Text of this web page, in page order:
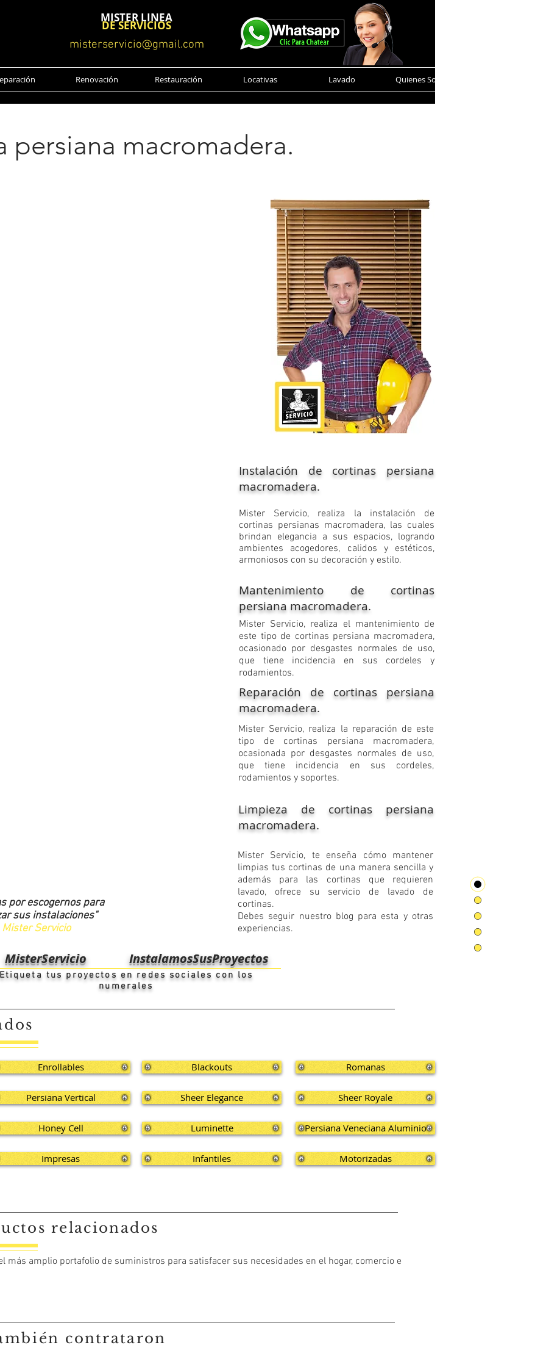
MISTER LINEA
DE SERVICIOS
misterservicio@gmail.com
Renovación Restauración Locativas Lavado Quienes Somos
persiana macromadera.
por escogernos para
sus instalaciones"
Mister Servicio
Instalación de cortinas persiana
macromadera.
​Mister Servicio, realiza la instalación de
cortinas persianas macromadera, las cuales
brindan elegancia a sus espacios, logrando
ambientes acogedores, calidos y estéticos,
armoniosos con su decoración y estilo.
Mantenimiento de cortinas
persiana macromadera.
Mister Servicio, realiza el mantenimiento de
este tipo de cortinas persiana macromadera,
ocasionado por desgastes normales de uso,
que tiene incidencia en sus cordeles y
rodamientos.
Reparación de cortinas persiana
macromadera.
Mister Servicio, realiza la reparación de este
tipo de cortinas persiana macromadera,
ocasionada por desgastes normales de uso,
que tiene incidencia en sus cordeles,
rodamientos y soportes.
Limpieza de cortinas persiana
macromadera.
​Mister Servicio, te enseña cómo mantener
limpias tus cortinas de una manera sencilla y
además para las cortinas que requieren
lavado, ofrece su servicio de lavado de
cortinas.
Debes seguir nuestro blog para esta y otras
experiencias.
MisterServicio InstalamosSusProyectos
Etiqueta tus proyectos en redes sociales con los
numerales
Enrollables
Persiana Vertical
Honey Cell
Impresas
Blackouts
Sheer Elegance
Luminette
Infantiles
Romanas
Sheer Royale
Persiana Veneciana Aluminio
Motorizadas
relacionados
más amplio portafolio de suministros para satisfacer sus necesidades en el hogar, comercio e
contrataron